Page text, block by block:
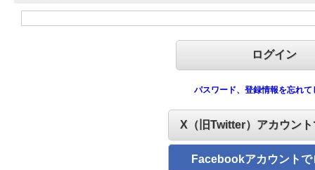
パスワード、登録情報を忘れて
X（旧Twitter）アカウン
Facebookアカウントで